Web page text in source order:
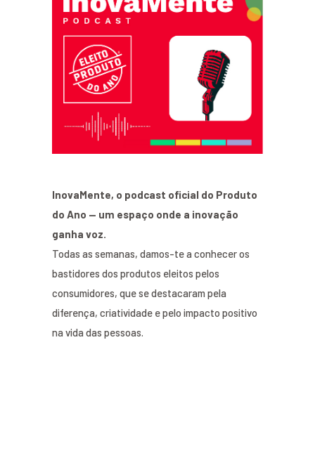
InovaMente, o podcast oficial do Produto
do Ano — um espaço onde a inovação
ganha voz.
Todas as semanas, damos-te a conhecer os
bastidores dos produtos eleitos pelos
consumidores, que se destacaram pela
diferença, criatividade e pelo impacto positivo
na vida das pessoas.